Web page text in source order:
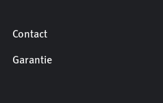
Contact
Garantie